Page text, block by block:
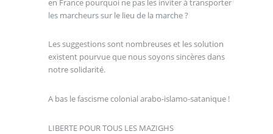
en France pourquoi ne pas les inviter à transporter
les marcheurs sur le lieu de la marche ?
Les suggestions sont nombreuses et les solution
existent pourvue que nous soyons sincères dans
notre solidarité.
A bas le fascisme colonial arabo-islamo-satanique !
LIBERTE POUR TOUS LES MAZIGHS